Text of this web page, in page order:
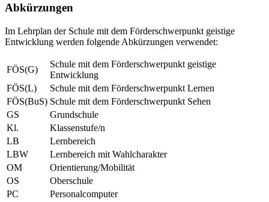
Abkürzungen
Im Lehrplan der Schule mit dem Förderschwerpunkt geistige
Entwicklung werden folgende Abkürzungen verwendet:
FÖS(G)
Schule mit dem Förderschwerpunkt geistige
Entwicklung
FÖS(L)
Schule mit dem Förderschwerpunkt Lernen
FÖS(BuS) Schule mit dem Förderschwerpunkt Sehen
GS
Grundschule
Kl.
Klassenstufe/n
LB
Lernbereich
LBW
Lernbereich mit Wahlcharakter
OM
Orientierung/Mobilität
OS
Oberschule
PC
Personalcomputer